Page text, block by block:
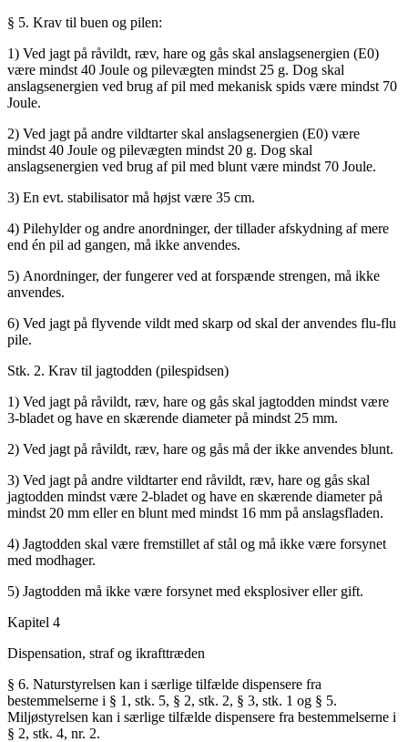
§ 5. Krav til buen og pilen:
1) Ved jagt på råvildt, ræv, hare og gås skal anslagsenergien (E0)
være mindst 40 Joule og pilevægten mindst 25 g. Dog skal
anslagsenergien ved brug af pil med mekanisk spids være mindst 70
Joule.
2) Ved jagt på andre vildtarter skal anslagsenergien (E0) være
mindst 40 Joule og pilevægten mindst 20 g. Dog skal
anslagsenergien ved brug af pil med blunt være mindst 70 Joule.
3) En evt. stabilisator må højst være 35 cm.
4) Pilehylder og andre anordninger, der tillader afskydning af mere
end én pil ad gangen, må ikke anvendes.
5) Anordninger, der fungerer ved at forspænde strengen, må ikke
anvendes.
6) Ved jagt på flyvende vildt med skarp od skal der anvendes flu-flu
pile.
Stk. 2. Krav til jagtodden (pilespidsen)
1) Ved jagt på råvildt, ræv, hare og gås skal jagtodden mindst være
3-bladet og have en skærende diameter på mindst 25 mm.
2) Ved jagt på råvildt, ræv, hare og gås må der ikke anvendes blunt.
3) Ved jagt på andre vildtarter end råvildt, ræv, hare og gås skal
jagtodden mindst være 2-bladet og have en skærende diameter på
mindst 20 mm eller en blunt med mindst 16 mm på anslagsfladen.
4) Jagtodden skal være fremstillet af stål og må ikke være forsynet
med modhager.
5) Jagtodden må ikke være forsynet med eksplosiver eller gift.
Kapitel 4
Dispensation, straf og ikrafttræden
§ 6. Naturstyrelsen kan i særlige tilfælde dispensere fra
bestemmelserne i § 1, stk. 5, § 2, stk. 2, § 3, stk. 1 og § 5.
Miljøstyrelsen kan i særlige tilfælde dispensere fra bestemmelserne i
§ 2, stk. 4, nr. 2.